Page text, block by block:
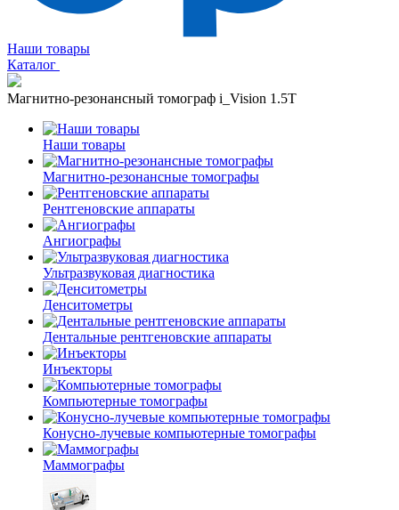
Наши товары
Каталог
Магнитно-резонансный томограф i_Vision 1.5T
Наши товары
Магнитно-резонансные томографы
Рентгеновские аппараты
Ангиографы
Ультразвуковая диагностика
Денситометры
Дентальные рентгеновские аппараты
Инъекторы
Компьютерные томографы
Конусно-лучевые компьютерные томографы
Маммографы